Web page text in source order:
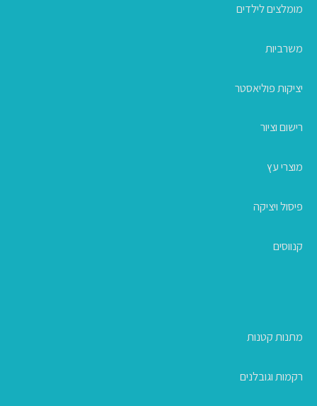
מומלצים לילדים
משרביות
יציקות פוליאסטר
רישום וציור
מוצרי עץ
פיסול ויציקה
קנווסים
מתנות קטנות
רקמות וגובלנים